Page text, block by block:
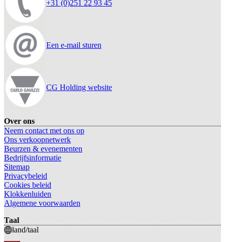
+31 (0)251 22 93 45
Een e-mail sturen
CG Holding website
Over ons
Neem contact met ons op
Ons verkoopnetwerk
Beurzen & evenementen
Bedrijfsinformatie
Sitemap
Privacybeleid
Cookies beleid
Klokkenluiden
Algemene voorwaarden
Taal
land/taal